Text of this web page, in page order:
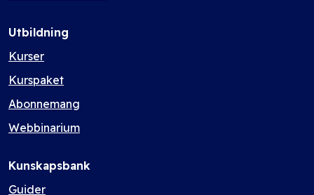
Utbildning
Kurser
Kurspaket
Abonnemang
Webbinarium
Kunskapsbank
Guider